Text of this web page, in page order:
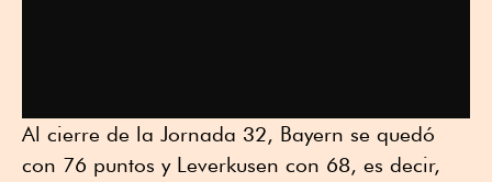
Al cierre de la Jornada 32, Bayern se quedó
con 76 puntos y Leverkusen con 68, es decir,